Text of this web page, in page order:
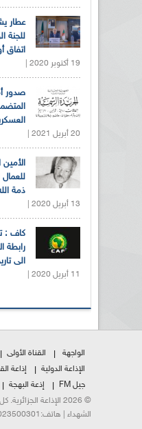
للجنة
اتفاق
19 أكتوبر 2020 |
صدور
20 أبريل 2021 |
الأمين
ذمة
13 أبريل 2020 |
كاف :
رابطة
الى
11 أبريل 2020 |
الواجهة القناة الأولى
الإذاعة الدولية
إذاعة
جيل FM
إذعة البهجة
الشهداء | هاتف:023500301 | فاكس:021230823/25